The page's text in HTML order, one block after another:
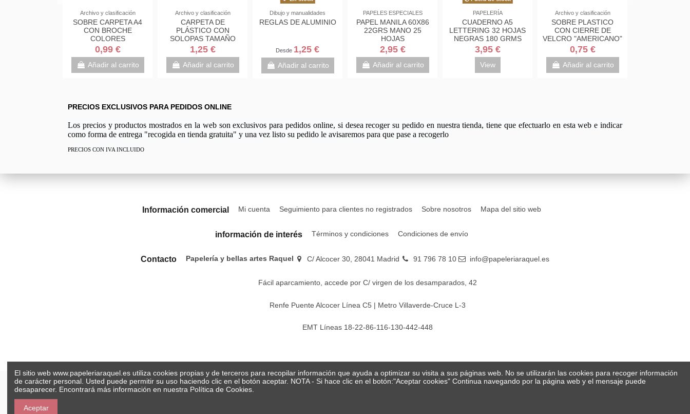
Archivo y clasificación
SOBRE CARPETA A4
CON BROCHE
COLORES
POLIPROPILENO
0,99 €
Añadir al carrito
Archivo y clasificación
CARPETA DE
PLÁSTICO CON
SOLOPAS TAMAÑO
DINA5
1,25 €
Añadir al carrito
Dibujo y manualidades
REGLAS DE ALUMINIO
Desde 1,25 €
Añadir al carrito
PAPELES ESPECIALES
PAPEL MANILA 60X86
22GRS MANO 25
HOJAS
2,95 €
Añadir al carrito
PAPELERÍA
CUADERNO A5
LETTERING 32 HOJAS
NEGRAS 180 GRMS
BISMARK 328628
3,95 €
View
Archivo y clasificación
SOBRE PLASTICO
CON CIERRE DE
VELCRO "AMERICANO"
0,75 €
Añadir al carrito
PRECIOS EXCLUSIVOS PARA PEDIDOS ONLINE
Los precios y productos mostrados en la web son exclusivos para pedidos online, si desea recoger su pedido en nuestra tienda, tiene que efectuarlo en esta web e indicar
como forma de entrega "recogida en tienda gratuita" y una vez listo su pedido le avisaremos para que pase a recogerlo
PRECIOS CON IVA INCLUIDO
Información comercial Mi cuenta Seguimiento para clientes no registrados Sobre nosotros Mapa del sitio web
información de interés Términos y condiciones Condiciones de envío
Contacto Papelería y bellas artes Raquel C/ Alcocer 30, 28041 Madrid 91 796 78 10 info@papeleriaraquel.es
Fácil aparcamiento, accede por C/ virgen de los desamparados, 42
Renfe Puente Alcocer Línea C5 | Metro Villaverde-Cruce L-3
EMT Líneas 18-22-86-116-130-442-448
El sitio web www.papeleriaraquel.es utiliza cookies propias y de terceros para recopilar información que ayuda a optimizar su visita a sus páginas web. No se utilizarán las cookies para recoger información
de carácter personal. Usted puede permitir su uso haciendo clic en el botón aceptar. NOTA - Si hace clic en el botón:"Aceptar cookies" Continua navegando por la página web y el mensaje puede
desaparecer. Encontrará más información en nuestra Política de Cookies.
Aceptar